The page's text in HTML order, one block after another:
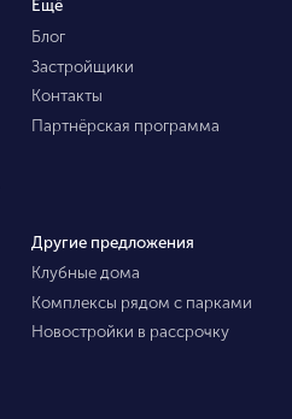
Ещё
Блог
Застройщики
Контакты
Партнёрская программа
Другие предложения
Клубные дома
Комплексы рядом с парками
Новостройки в рассрочку